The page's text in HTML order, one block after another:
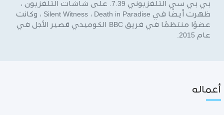
بي بي سي التلفزيوني 7.39. على شاشات التلفزيون ،
ظهرت أيضًا في Silent Witness ، Death in Paradise ، وكانت
عضوًا منتظمًا في فريق BBC الكوميدي قصير الأجل في
عام 2015.
أعماله